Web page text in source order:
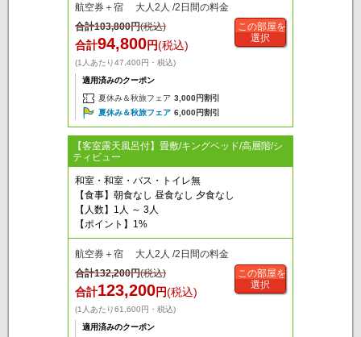
航空券＋宿 大人2人 /2日間の料金
合計103,800円(税込)
合計94,800円(税込)
(1人あたり47,400円・税込)
適用済みのクーポン
夏休み＆秋旅フェア 3,000円割引
夏休み＆秋旅フェア 6,000円割引
この部屋を
選択
【客室露天風呂付】畳敷/キングベッド/高層階/シ
ティビュー
和室・和室・バス・トイレ無
【食事】朝食なし 昼食なし 夕食なし
【人数】1人 ～ 3人
【ポイント】1%
航空券＋宿 大人2人 /2日間の料金
合計132,200円(税込)
合計123,200円(税込)
(1人あたり61,600円・税込)
適用済みのクーポン
この部屋を
選択